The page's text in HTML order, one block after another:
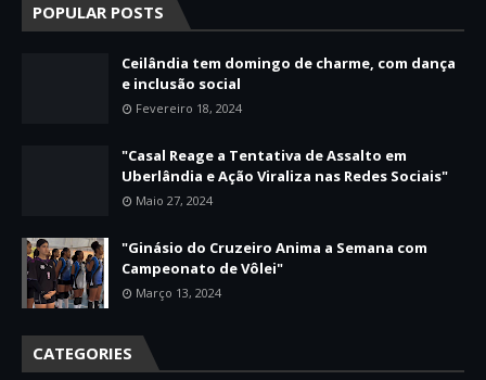
POPULAR POSTS
Ceilândia tem domingo de charme, com dança
e inclusão social
Fevereiro 18, 2024
"Casal Reage a Tentativa de Assalto em
Uberlândia e Ação Viraliza nas Redes Sociais"
Maio 27, 2024
"Ginásio do Cruzeiro Anima a Semana com
Campeonato de Vôlei"
Março 13, 2024
CATEGORIES